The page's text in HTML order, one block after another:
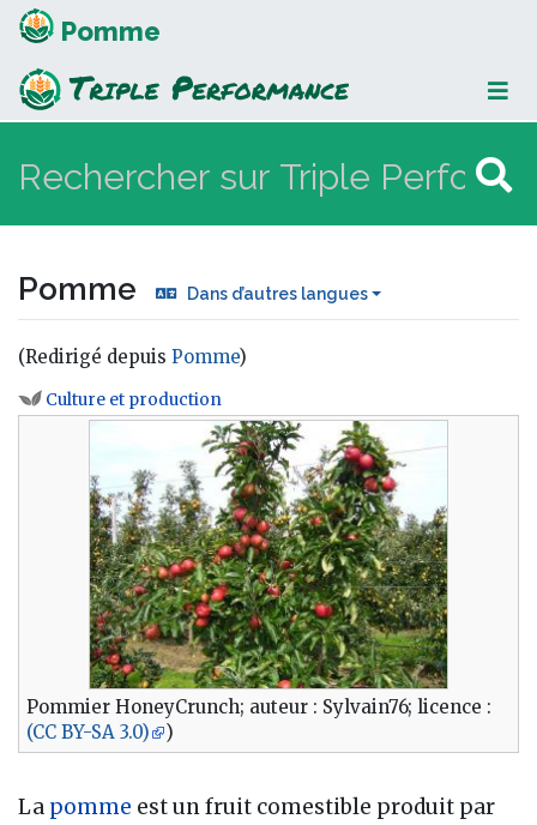
Pomme
Pomme Dans d’autres langues
(Redirigé depuis Pomme)
Aller à :navigation,rechercher
Culture et production
Pommier HoneyCrunch; auteur : Sylvain76; licence :
(CC BY-SA 3.0)
)
La pomme est un fruit comestible produit par